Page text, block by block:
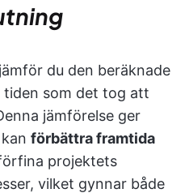
du den beräknade
som det tog att
jämförelse ger
förbättra framtida
projektets
vilket gynnar både